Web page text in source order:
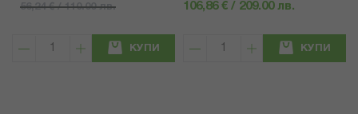
56,24 € / 110.00 лв.
КУПИ
106,86 € / 209.00 лв.
КУПИ